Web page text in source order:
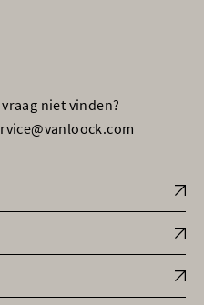
niet vinden?